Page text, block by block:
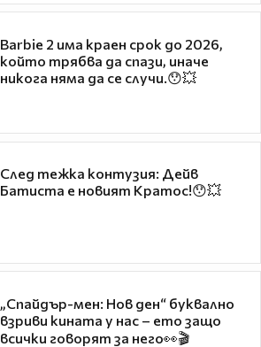
Barbie 2 има краен срок до 2026,
който трябва да спази, иначе
никога няма да се случи.😯💥
След тежка контузия: Дейв
Батиста е новият Кратос!😯💥
„Спайдър-мен: Нов ден“ буквално
взриви кината у нас – ето защо
всички говорят за него👀🎬